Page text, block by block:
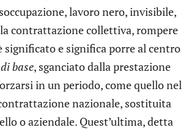
lavoro nero, invisibile,
contrattazione collettiva, rompere
e significa porre al centro
base, sganciato dalla prestazione
in un periodo, come quello nel
nazionale, sostituita
o aziendale. Quest’ultima, detta